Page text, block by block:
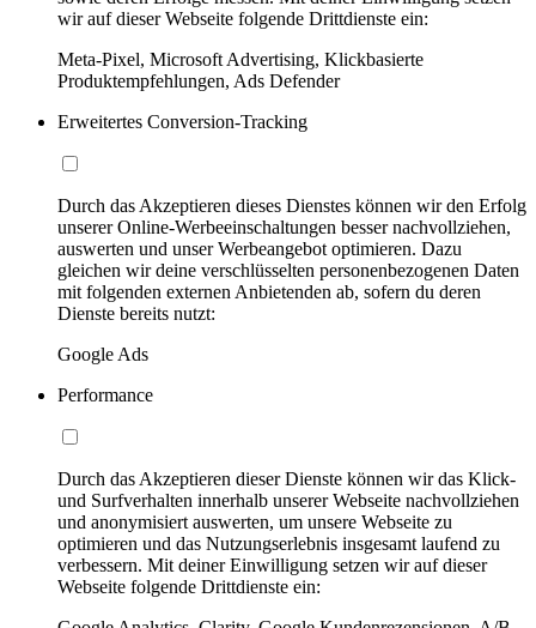
wir auf dieser Webseite folgende Drittdienste ein:
Meta-Pixel, Microsoft Advertising, Klickbasierte
Produktempfehlungen, Ads Defender
Erweitertes Conversion-Tracking
Durch das Akzeptieren dieses Dienstes können wir den Erfolg
unserer Online-Werbeeinschaltungen besser nachvollziehen,
auswerten und unser Werbeangebot optimieren. Dazu
gleichen wir deine verschlüsselten personenbezogenen Daten
mit folgenden externen Anbietenden ab, sofern du deren
Dienste bereits nutzt:
Google Ads
Performance
Durch das Akzeptieren dieser Dienste können wir das Klick-
und Surfverhalten innerhalb unserer Webseite nachvollziehen
und anonymisiert auswerten, um unsere Webseite zu
optimieren und das Nutzungserlebnis insgesamt laufend zu
verbessern. Mit deiner Einwilligung setzen wir auf dieser
Webseite folgende Drittdienste ein: